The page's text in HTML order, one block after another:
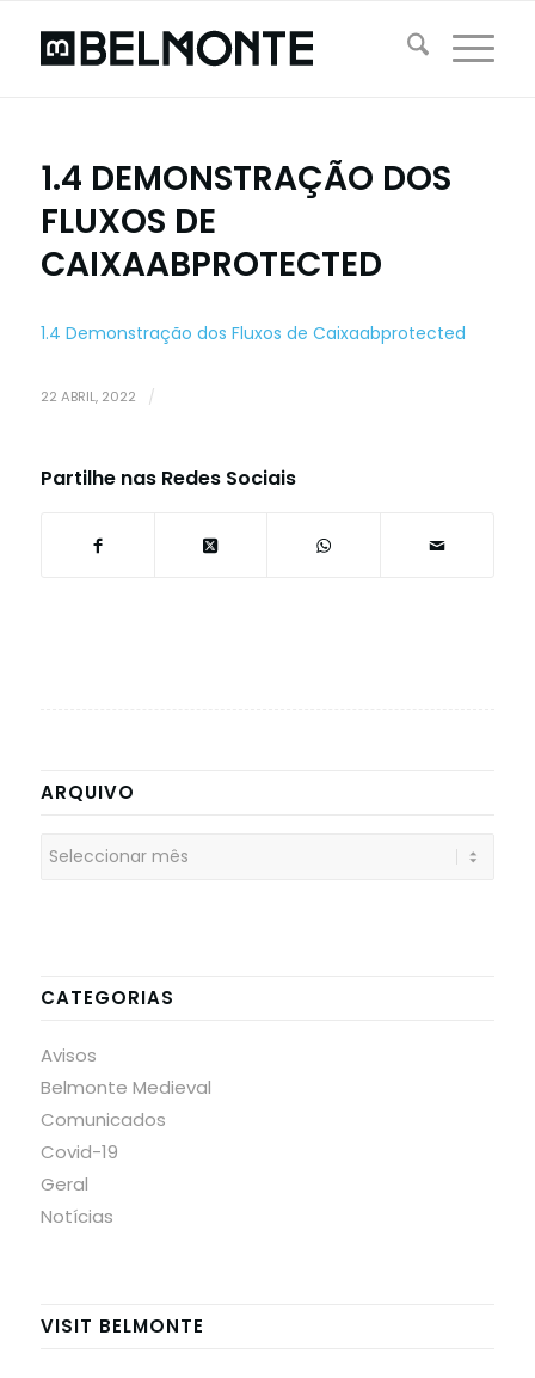
1.4 DEMONSTRAÇÃO DOS
FLUXOS DE
CAIXAABPROTECTED
1.4 Demonstração dos Fluxos de Caixaabprotected
22 ABRIL, 2022 /
Partilhe nas Redes Sociais
ARQUIVO
CATEGORIAS
Avisos
Belmonte Medieval
Comunicados
Covid-19
Geral
Notícias
VISIT BELMONTE